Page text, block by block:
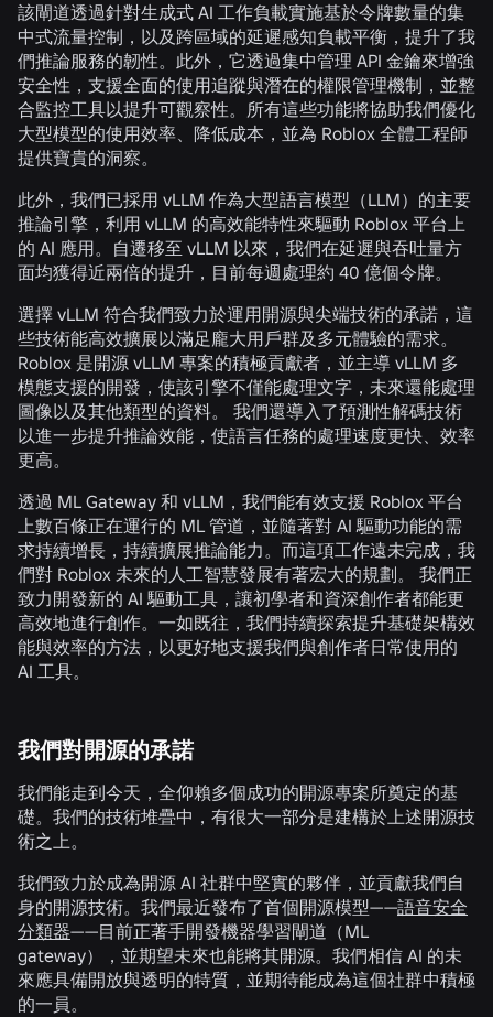
該閘道透過針對生成式 AI 工作負載實施基於令牌數量的集
中式流量控制，以及跨區域的延遲感知負載平衡，提升了我
們推論服務的韌性。此外，它透過集中管理 API 金鑰來增強
安全性，支援全面的使用追蹤與潛在的權限管理機制，並整
合監控工具以提升可觀察性。所有這些功能將協助我們優化
大型模型的使用效率、降低成本，並為 Roblox 全體工程師
提供寶貴的洞察。
此外，我們已採用 vLLM 作為大型語言模型（LLM）的主要
推論引擎，利用 vLLM 的高效能特性來驅動 Roblox 平台上
的 AI 應用。自遷移至 vLLM 以來，我們在延遲與吞吐量方
面均獲得近兩倍的提升，目前每週處理約 40 億個令牌。
選擇 vLLM 符合我們致力於運用開源與尖端技術的承諾，這
些技術能高效擴展以滿足龐大用戶群及多元體驗的需求。
Roblox 是開源 vLLM 專案的積極貢獻者，並主導 vLLM 多
模態支援的開發，使該引擎不僅能處理文字，未來還能處理
圖像以及其他類型的資料。 我們還導入了預測性解碼技術
以進一步提升推論效能，使語言任務的處理速度更快、效率
更高。
透過 ML Gateway 和 vLLM，我們能有效支援 Roblox 平台
上數百條正在運行的 ML 管道，並隨著對 AI 驅動功能的需
求持續增長，持續擴展推論能力。而這項工作遠未完成，我
們對 Roblox 未來的人工智慧發展有著宏大的規劃。 我們正
致力開發新的 AI 驅動工具，讓初學者和資深創作者都能更
高效地進行創作。一如既往，我們持續探索提升基礎架構效
能與效率的方法，以更好地支援我們與創作者日常使用的
AI 工具。
我們對開源的承諾
我們能走到今天，全仰賴多個成功的開源專案所奠定的基
礎。我們的技術堆疊中，有很大一部分是建構於上述開源技
術之上。
我們致力於成為開源 AI 社群中堅實的夥伴，並貢獻我們自
身的開源技術。我們最近發布了首個開源模型——語音安全
分類器——目前正著手開發機器學習閘道（ML
gateway），並期望未來也能將其開源。我們相信 AI 的未
來應具備開放與透明的特質，並期待能成為這個社群中積極
的一員。